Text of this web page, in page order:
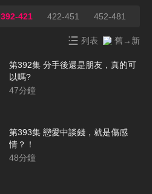
392-421 422-451 452-481
列表 舊→新
第392集 分手後還是朋友，真的可
以嗎?
47分鐘
第393集 戀愛中談錢，就是傷感
情？！
48分鐘